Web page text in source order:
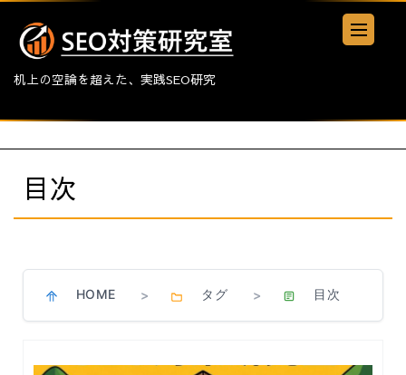
机上の空論を超えた、実践SEO研究
目次
HOME > タグ > 目次